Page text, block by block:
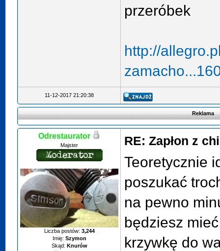
przeróbek
http://
11-12-2017 21:20:38
Reklama
Odrestaurator
Majster
Liczba postów: 3,244
Imię: Szymon
Skąd: Knurów
RE: Zapłon z
Teoretycznie
poszukać
na pewno
będziesz
krzywkę do